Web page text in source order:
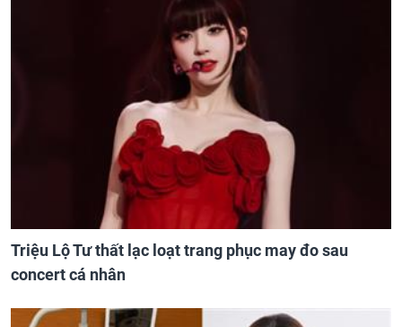
Triệu Lộ Tư thất lạc loạt trang phục may đo sau
concert cá nhân